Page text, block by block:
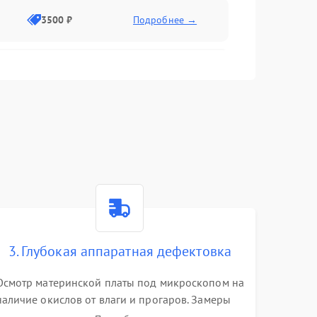
3500 ₽ Подробнее →
3000 ₽ Подробнее →
3. Глубокая аппаратная дефектовка
материнской платы под микроскопом на
окислов от влаги и прогаров. Замеры